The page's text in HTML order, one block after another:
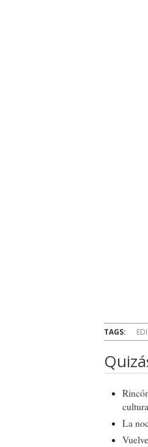
TAGS:
La